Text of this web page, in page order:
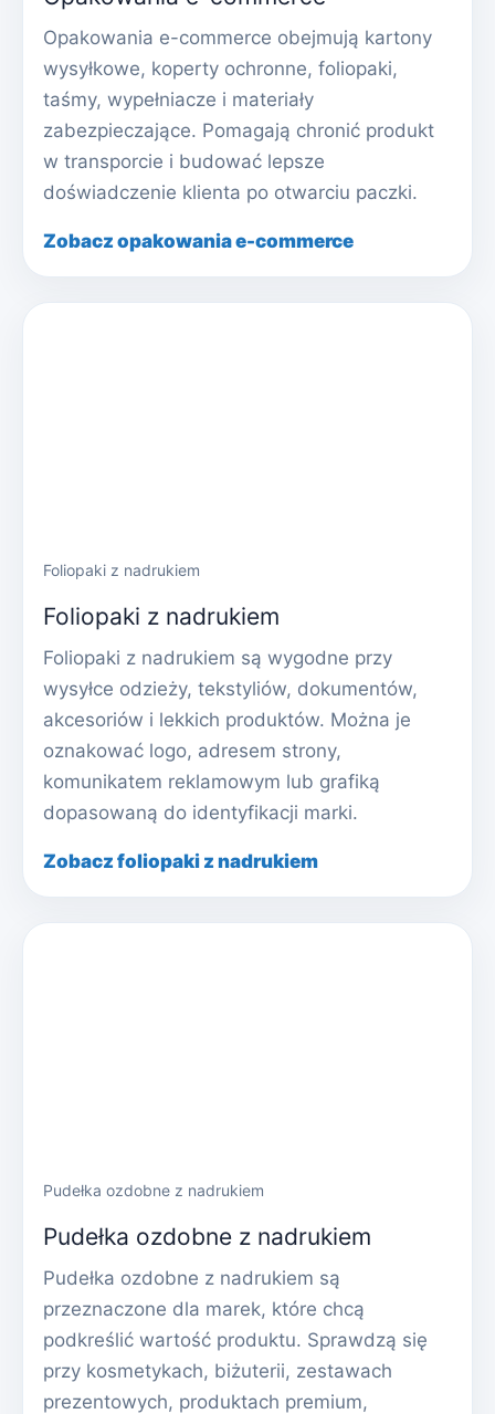
Opakowania e-commerce obejmują kartony
wysyłkowe, koperty ochronne, foliopaki,
taśmy, wypełniacze i materiały
zabezpieczające. Pomagają chronić produkt
w transporcie i budować lepsze
doświadczenie klienta po otwarciu paczki.
Zobacz opakowania e-commerce
Foliopaki z nadrukiem
Foliopaki z nadrukiem
Foliopaki z nadrukiem są wygodne przy
wysyłce odzieży, tekstyliów, dokumentów,
akcesoriów i lekkich produktów. Można je
oznakować logo, adresem strony,
komunikatem reklamowym lub grafiką
dopasowaną do identyfikacji marki.
Zobacz foliopaki z nadrukiem
Pudełka ozdobne z nadrukiem
Pudełka ozdobne z nadrukiem
Pudełka ozdobne z nadrukiem są
przeznaczone dla marek, które chcą
podkreślić wartość produktu. Sprawdzą się
przy kosmetykach, biżuterii, zestawach
prezentowych, produktach premium,